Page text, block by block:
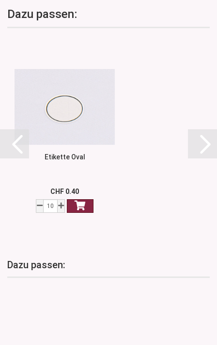
Dazu passen:
Etikette Oval
CHF 0.40
Dazu passen: